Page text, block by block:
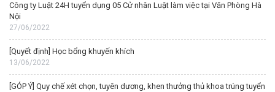
Công ty Luật 24H tuyển dụng 05 Cử nhân Luật làm việc tại Văn Phòng Hà
Nội
27/06/2022
[Quyết định] Học bổng khuyến khích
13/06/2022
[GÓP Ý] Quy chế xét chọn, tuyên dương, khen thưởng thủ khoa trúng tuyển